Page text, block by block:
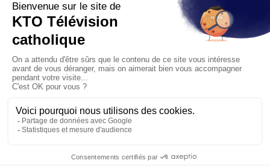
La visite pastorale du pape Léon
XIV à Assise à suivre sur KTO le
jeudi 6 août
Le pape en Uruguay, Argentine et
Pérou du 6 au 17 novembre 2026